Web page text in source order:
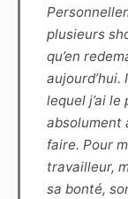
semaines,
(dossier
impressions
temps ou
définition,
être
cercle privé
personnelle
plusieurs
qu’en
lequel j’ai le
absolument
faire. Pour
travailleur,
sa bonté,